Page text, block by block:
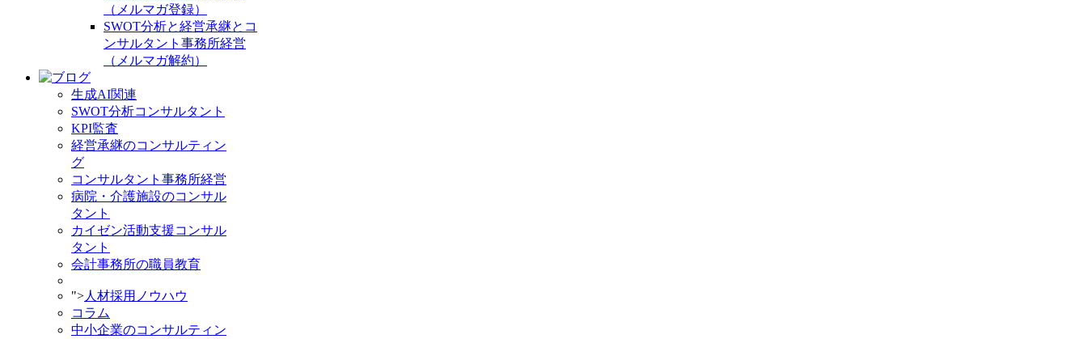
（メルマガ登録）
SWOT分析と経営承継とコ
ンサルタント事務所経営
（メルマガ解約）
生成AI関連
SWOT分析コンサルタント
KPI監査
経営承継のコンサルティン
グ
コンサルタント事務所経営
病院・介護施設のコンサル
タント
カイゼン活動支援コンサル
タント
会計事務所の職員教育
">人材採用ノウハウ
コラム
中小企業のコンサルティン